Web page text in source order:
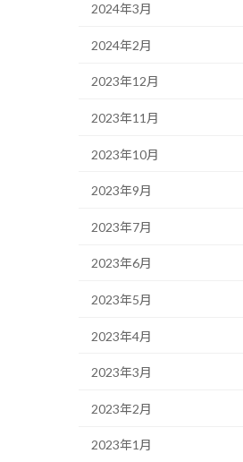
2024年3月
2024年2月
2023年12月
2023年11月
2023年10月
2023年9月
2023年7月
2023年6月
2023年5月
2023年4月
2023年3月
2023年2月
2023年1月